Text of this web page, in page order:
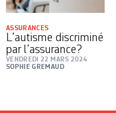
ASSURANCES
L’autisme discriminé
par l’assurance?
VENDREDI 22 MARS 2024
SOPHIE GREMAUD